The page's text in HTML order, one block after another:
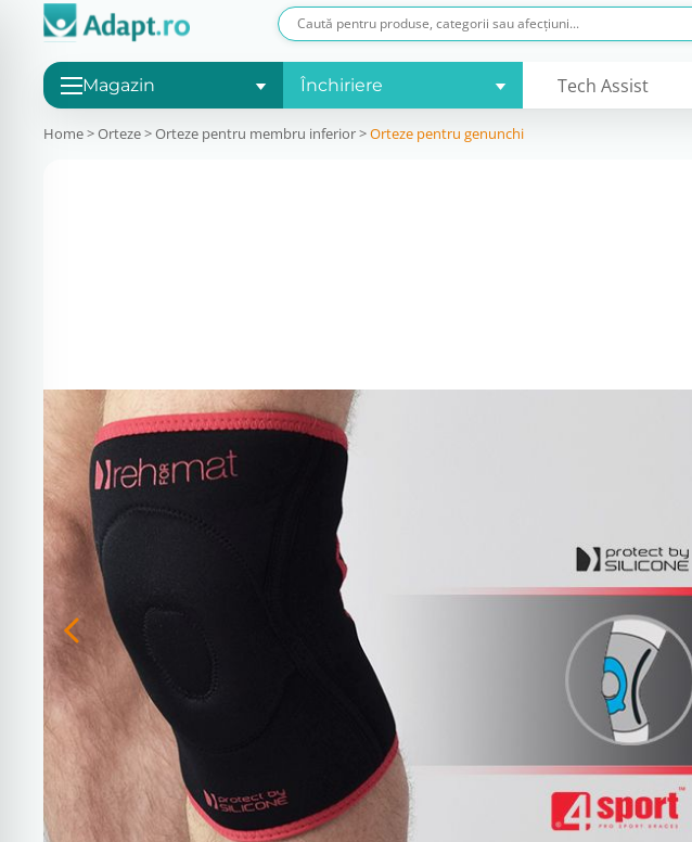
Magazin Închiriere Tech Assist
Home>Orteze>Orteze pentru membru inferior>Orteze pentru genunchi